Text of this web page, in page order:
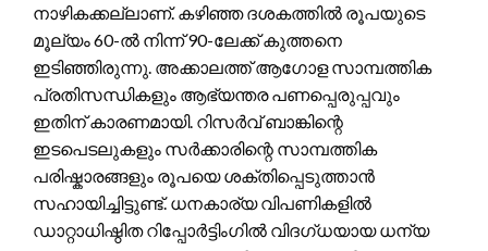
നാഴികക്കല്ലാണ്. കഴിഞ്ഞ ദശകത്തിൽ രൂപയുടെ
മൂല്യം 60-ൽ നിന്ന് 90-ലേക്ക് കുത്തനെ
ഇടിഞ്ഞിരുന്നു. അക്കാലത്ത് ആഗോള സാമ്പത്തിക
പ്രതിസന്ധികളും ആഭ്യന്തര പണപ്പെരുപ്പവും
ഇതിന് കാരണമായി. റിസർവ് ബാങ്കിന്റെ
ഇടപെടലുകളും സർക്കാരിന്റെ സാമ്പത്തിക
പരിഷ്കാരങ്ങളും രൂപയെ ശക്തിപ്പെടുത്താൻ
സഹായിച്ചിട്ടുണ്ട്. ധനകാര്യ വിപണികളിൽ
ഡാറ്റാധിഷ്ഠിത റിപ്പോർട്ടിംഗിൽ വിദഗ്ധയായ ധന്യ